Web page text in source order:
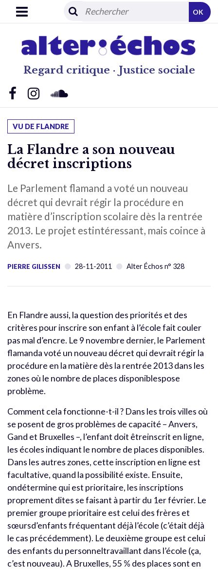
Regard critique · Justice sociale
OK
VU DE FLANDRE
La Flandre a son nouveau
décret inscriptions
Le Parlement flamand a voté un nouveau
décret qui devrait régir la procédure en
matière d’inscription scolaire dès la rentrée
2013. Le projet estintéressant, mais coince à
Anvers.
PIERRE GILISSEN 28-11-2011 Alter Échos n° 328
En Flandre aussi, la question des priorités et des
critères pour inscrire son enfant à l’école fait couler
pas mal d’encre. Le 9 novembre dernier, le Parlement
flamanda voté un nouveau décret qui devrait régir la
procédure en la matière dès la rentrée 2013 dans les
zones où le nombre de places disponiblespose
problème.
Comment cela fonctionne-t-il ? Dans les trois villes où
se posent de gros problèmes de capacité – Anvers,
Gand et Bruxelles –, l’enfant doit êtreinscrit en ligne,
les écoles indiquant le nombre de places disponibles.
Dans les autres zones, cette inscription en ligne est
facultative, quand la possibilité existe. Ensuite,
ondétermine qui est prioritaire, les inscriptions
proprement dites se faisant à partir du 1er février. Le
premier groupe prioritaire est celui des frères et
sœursd’enfants fréquentant déjà l’école (c’était déjà
le cas précédemment). Le deuxième groupe est celui
des enfants du personneltravaillant dans l’école (ça,
c’est nouveau). A Bruxelles, 55 % des places sont en